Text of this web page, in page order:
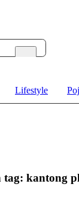
Lifestyle
tag: kantong